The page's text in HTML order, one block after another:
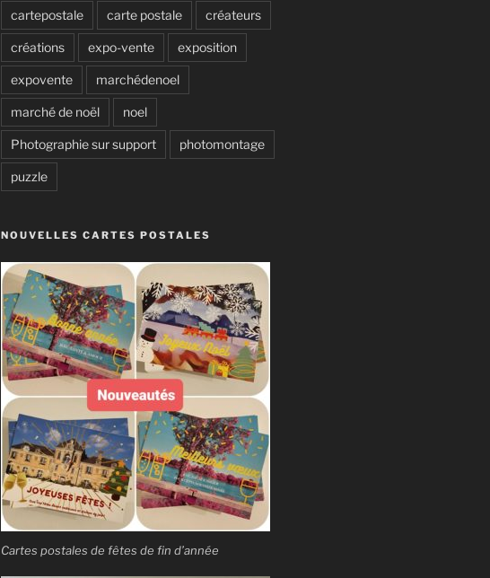
cartepostale carte postale créateurs
créations expo-vente exposition
expovente marchédenoel
marché de noël noel
Photographie sur support photomontage
puzzle
NOUVELLES CARTES POSTALES
Cartes postales de fêtes de fin d’année